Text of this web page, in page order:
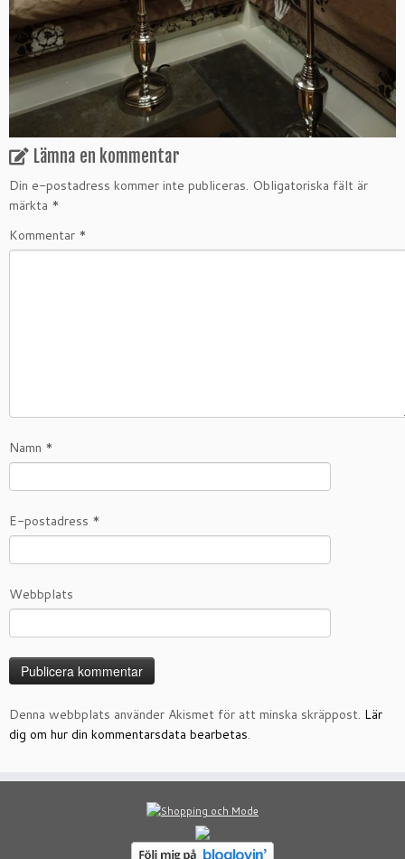
Lämna en kommentar
Din e-postadress kommer inte publiceras. Obligatoriska fält är
märkta *
Kommentar *
Namn *
E-postadress *
Webbplats
Denna webbplats använder Akismet för att minska skräppost. Lär
dig om hur din kommentarsdata bearbetas.